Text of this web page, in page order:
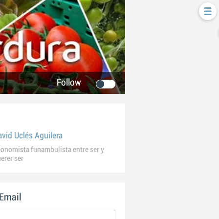
Follow
Uclés Aguilera
funambulista entre ser y
ser